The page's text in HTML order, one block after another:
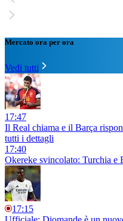
Mercato ora per ora
Vedi tutti
17:47
Il Real chiama e il Barça
tutti i dettagli
17:40
Okereke svincolato: Turchia e
17:15